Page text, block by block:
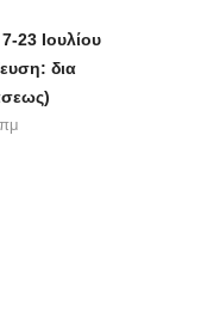
23 Ιουλίου
δια